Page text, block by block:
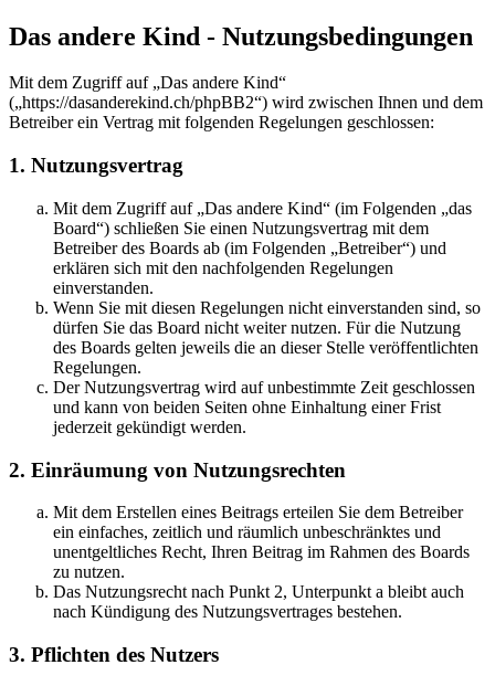
Das andere Kind - Nutzungsbedingungen
Mit dem Zugriff auf „Das andere Kind“
(„https://dasanderekind.ch/phpBB2“) wird zwischen Ihnen und dem
Betreiber ein Vertrag mit folgenden Regelungen geschlossen:
1. Nutzungsvertrag
Mit dem Zugriff auf „Das andere Kind“ (im Folgenden „das
Board“) schließen Sie einen Nutzungsvertrag mit dem
Betreiber des Boards ab (im Folgenden „Betreiber“) und
erklären sich mit den nachfolgenden Regelungen
einverstanden.
Wenn Sie mit diesen Regelungen nicht einverstanden sind, so
dürfen Sie das Board nicht weiter nutzen. Für die Nutzung
des Boards gelten jeweils die an dieser Stelle veröffentlichten
Regelungen.
Der Nutzungsvertrag wird auf unbestimmte Zeit geschlossen
und kann von beiden Seiten ohne Einhaltung einer Frist
jederzeit gekündigt werden.
2. Einräumung von Nutzungsrechten
Mit dem Erstellen eines Beitrags erteilen Sie dem Betreiber
ein einfaches, zeitlich und räumlich unbeschränktes und
unentgeltliches Recht, Ihren Beitrag im Rahmen des Boards
zu nutzen.
Das Nutzungsrecht nach Punkt 2, Unterpunkt a bleibt auch
nach Kündigung des Nutzungsvertrages bestehen.
3. Pflichten des Nutzers